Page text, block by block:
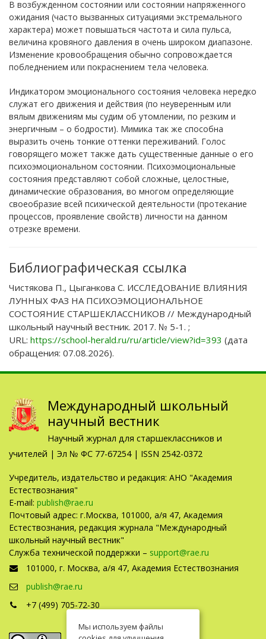
В возбужденном состоянии или состоянии напряженного
ожидания (часто вызванных ситуациями экстремального
характера) может повышаться частота и сила пульса,
величина кровяного давления в очень широком диапазоне.
Изменение кровообращения обычно сопровождается
побледнением или покраснением тела человека.
Индикатором эмоционального состояния человека нередко
служат его движения и действия (по неуверенным или
вялым движениям мы судим об утомлении, по резким и
энергичным – о бодрости). Мимика так же способна
выразить очень тонкие оттенки переживаний. Голос
говорящего может также дать существенные данные о его
психоэмоциональном состоянии. Психоэмоциональные
состояния представляют собой сложные, целостные,
динамические образования, во многом определяющие
своеобразие всей психической деятельности (протекание
процессов, проявление свойств) личности на данном
отрезке времени.
Библиографическая ссылка
Чистякова П., Цыганкова С. ИССЛЕДОВАНИЕ ВЛИЯНИЯ
ЛУННЫХ ФАЗ НА ПСИХОЭМОЦИОНАЛЬНОЕ
СОСТОЯНИЕ СТАРШЕКЛАССНИКОВ // Международный
школьный научный вестник. 2017. № 5-1. ;
URL: https://school-herald.ru/ru/article/view?id=393 (дата
обращения: 07.08.2026).
Международный школьный
научный вестник
Научный журнал для старшеклассников и
учителей | Эл № ФС 77-67254 | ISSN 2542-0372
Учредитель, издательство и редакция: АНО "Академия
Естествознания"
E-mail: publish@rae.ru
Почтовый адрес: г.Москва, 101000, а/я 47, Академия
Естествознания, редакция журнала "Международный
школьный научный вестник"
Служба технической поддержки – support@rae.ru
101000, г. Москва, а/я 47, Академия Естествознания
publish@rae.ru
+7 (499) 705-72-30
Мы используем файлы